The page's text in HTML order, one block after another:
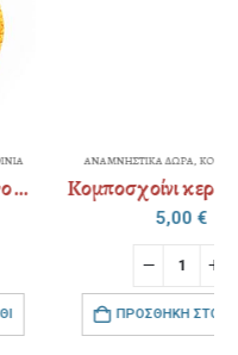
ΑΝΑΜΝΗΣΤΙΚΑ ΔΩΡΑ,ΚΟΜΠΟΣΧΟΙΝΙΑ
Κομποσχοίνι κερωμένο ψιλό – μεταλλικό “σταυρός” – strass
ΠΡΟΣΘΉΚΗ ΣΤΟ ΚΑΛΆΘΙ